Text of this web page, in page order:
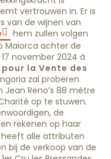
vertrouwen in. Er is
van de wijnen van
hem zullen volgen
Maiorca achter de
november 2024 à
la Vente des
zal proberen
Reno’s 88 mètre
op te stuwen.
de
rekenen op haar
heeft alle attributen
bij de verkoop van de